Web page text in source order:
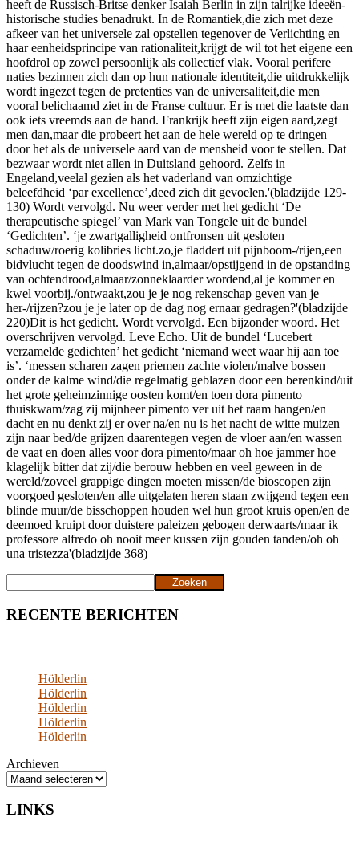
heeft de Russisch-Britse denker Isaiah Berlin in zijn talrijke ideeën-
historische studies benadrukt. In de Romantiek,die zich met deze
afkeer van het universele zal opstellen tegenover de Verlichting en
haar eenheidsprincipe van rationaliteit,krijgt de wil tot het eigene een
hoofdrol op zowel persoonlijk als collectief vlak. Vooral perifere
naties bezinnen zich dan op hun nationale identiteit,die uitdrukkelijk
wordt ingezet tegen de pretenties van de universaliteit,die men
vooral belichaamd ziet in de Franse cultuur. Er is met die laatste dan
ook iets vreemds aan de hand. Frankrijk heeft zijn eigen aard,zegt
men dan,maar die probeert het aan de hele wereld op te dringen
door het als de universele aard van de mensheid voor te stellen. Dat
bezwaar wordt niet allen in Duitsland gehoord. Zelfs in
Engeland,veelal gezien als het vaderland van omzichtige
beleefdheid ‘par excellence’,deed zich dit gevoelen.'(bladzijde 129-
130) Wordt vervolgd. Nu weer verder met het gedicht ‘De
therapeutische spiegel’ van Mark van Tongele uit de bundel
‘Gedichten’. ‘je zwartgalligheid ontfronsen uit gesloten
schaduw/roerig kolibries licht.zo,je fladdert uit pijnboom-/rijen,een
bidvlucht tegen de doodswind in,almaar/opstijgend in de opstanding
van ochtendrood,almaar/zonneklaarder wordend,al je kommer en
kwel voorbij./ontwaakt,zou je je nog rekenschap geven van je
her-/rijzen?zou je je later op de dag nog ernaar gedragen?'(bladzijde
220)Dit is het gedicht. Wordt vervolgd. Een bijzonder woord. Het
overschrijven vervolgd. Leve Echo. Uit de bundel ‘Lucebert
verzamelde gedichten’ het gedicht ‘niemand weet waar hij aan toe
is’. ‘messen scharen zagen priemen zachte violen/malve bossen
onder de kalme wind/die regelmatig geblazen door een berenkind/uit
het grote geheimzinnige oosten komt/en toen dora pimento
thuiskwam/zag zij mijnheer pimento ver uit het raam hangen/en
dacht en nu denkt zij er over na/en nu is het nacht de witte muizen
zijn naar bed/de grijzen daarentegen vegen de vloer aan/en wassen
de vaat en doen alles voor dora pimento/maar oh hoe jammer hoe
klagelijk bitter dat zij/die berouw hebben en veel geween in de
wereld/zoveel grappige dingen moeten missen/de bioscopen zijn
voorgoed gesloten/en alle uitgelaten heren staan zwijgend tegen een
blinde muur/de bisschoppen houden wel hun groot kruis open/en de
deemoed kruipt door duistere paleizen gebogen derwaarts/maar ik
professore alfredo oh nooit meer kussen zijn gouden tanden/oh oh
una tristezza'(bladzijde 368)
Zoeken
RECENTE BERICHTEN
Hölderlin
Hölderlin
Hölderlin
Hölderlin
Hölderlin
Archieven
LINKS